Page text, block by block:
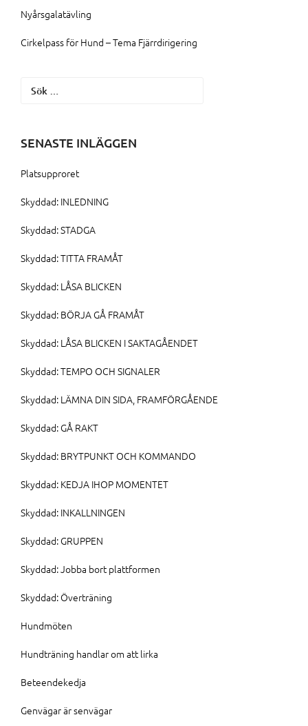
Nyårsgalatävling
Cirkelpass för Hund – Tema Fjärrdirigering
Sök
SENASTE INLÄGGEN
Platsupproret
Skyddad: INLEDNING
Skyddad: STADGA
Skyddad: TITTA FRAMÅT
Skyddad: LÅSA BLICKEN
Skyddad: BÖRJA GÅ FRAMÅT
Skyddad: LÅSA BLICKEN I SAKTAGÅENDET
Skyddad: TEMPO OCH SIGNALER
Skyddad: LÄMNA DIN SIDA, FRAMFÖRGÅENDE
Skyddad: GÅ RAKT
Skyddad: BRYTPUNKT OCH KOMMANDO
Skyddad: KEDJA IHOP MOMENTET
Skyddad: INKALLNINGEN
Skyddad: GRUPPEN
Skyddad: Jobba bort plattformen
Skyddad: Överträning
Hundmöten
Hundträning handlar om att lirka
Beteendekedja
Genvägar är senvägar